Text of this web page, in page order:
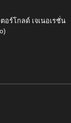
อร์โกลด์ เจเนอเรชั่น